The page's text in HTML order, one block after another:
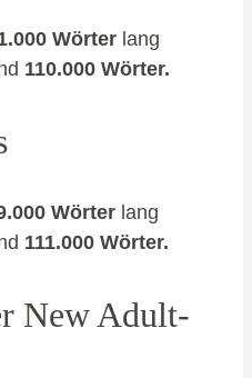
Wörter lang
110.000 Wörter.
Wörter lang
111.000 Wörter.
New Adult-